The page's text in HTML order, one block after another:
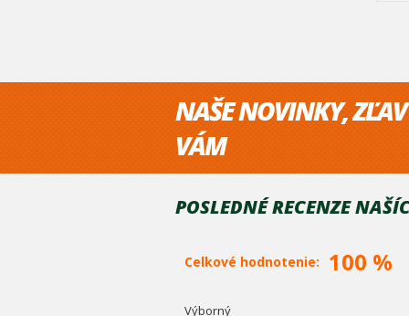
NAŠE NOVINKY,
VÁM
POSLEDNÉ RECENZE
Celkové hodnotenie: 100 %
Výborný